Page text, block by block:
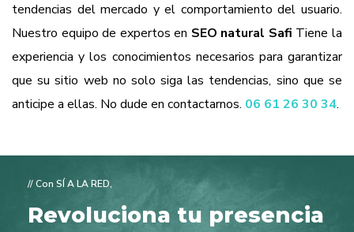
tendencias del mercado y el comportamiento del usuario.
Nuestro equipo de expertos en SEO natural Safi Tiene la
experiencia y los conocimientos necesarios para garantizar
que su sitio web no solo siga las tendencias, sino que se
anticipe a ellas. No dude en contactarnos. 06 61 26 30 34.
// Con SÍ A LA RED,
Revoluciona tu presencia